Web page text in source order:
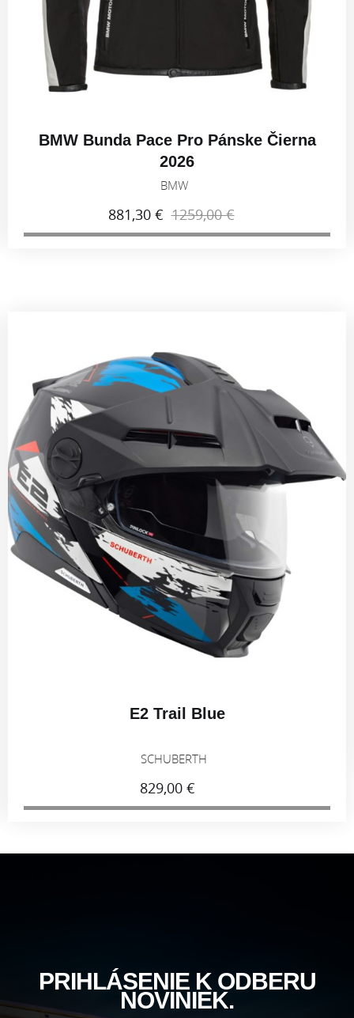
BMW Bunda Pace Pro Pánske Čierna
2026
BMW
881,30 € 1259,00 €
E2 Trail Blue
SCHUBERTH
829,00 €
PRIHLÁSENIE K ODBERU
NOVINIEK.